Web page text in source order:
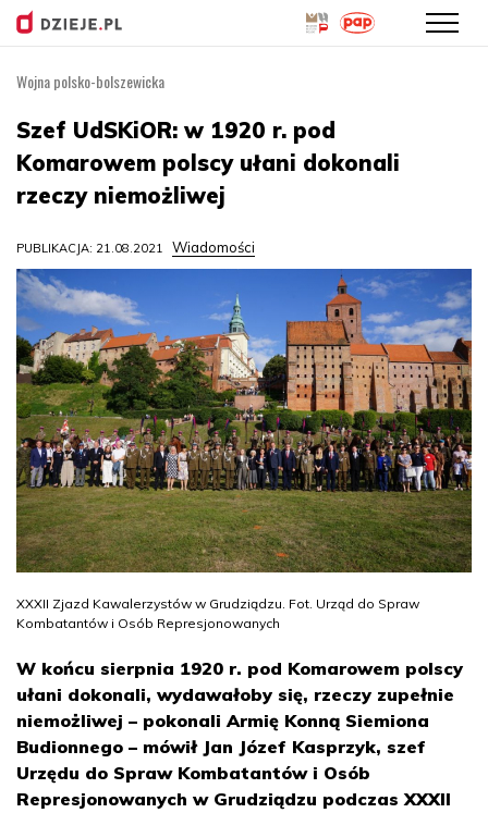
treści
Wojna polsko-bolszewicka
Szef UdSKiOR: w 1920 r. pod
Komarowem polscy ułani dokonali
rzeczy niemożliwej
PUBLIKACJA: 21.08.2021 Wiadomości
XXXII Zjazd Kawalerzystów w Grudziądzu. Fot. Urząd do Spraw
Kombatantów i Osób Represjonowanych
W końcu sierpnia 1920 r. pod Komarowem polscy
ułani dokonali, wydawałoby się, rzeczy zupełnie
niemożliwej – pokonali Armię Konną Siemiona
Budionnego – mówił Jan Józef Kasprzyk, szef
Urzędu do Spraw Kombatantów i Osób
Represjonowanych w Grudziądzu podczas XXXII